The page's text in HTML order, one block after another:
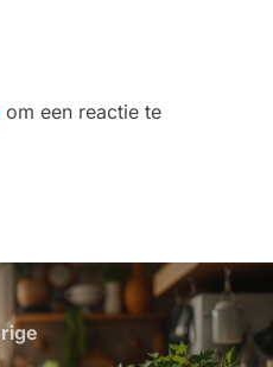
om een reactie te
Vorige